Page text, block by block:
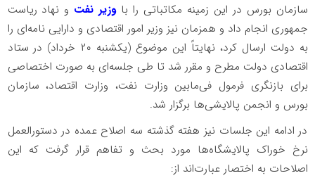
سازمان بورس در این زمینه مکاتباتی را با وزیر نفت و نهاد ریاست
جمهوری انجام داد و همزمان نیز وزیر امور اقتصادی و دارایی نامه‌ای را
به دولت ارسال کرد، نهایتاً این موضوع (یکشنبه ۲۰ خرداد) در ستاد
اقتصادی دولت مطرح و مقرر شد تا طی جلسه‌ای به صورت اختصاصی
برای بازنگری فرمول فی‌مابین وزارت نفت، وزارت اقتصاد، سازمان
بورس و انجمن پالایشی‌ها برگزار شد.
در ادامه این جلسات نیز هفته گذشته سه اصلاح عمده در دستورالعمل
نرخ خوراک پالایشگاه‌ها مورد بحث و تفاهم قرار گرفت که این
اصلاحات به‌ اختصار عبارت‌اند از: